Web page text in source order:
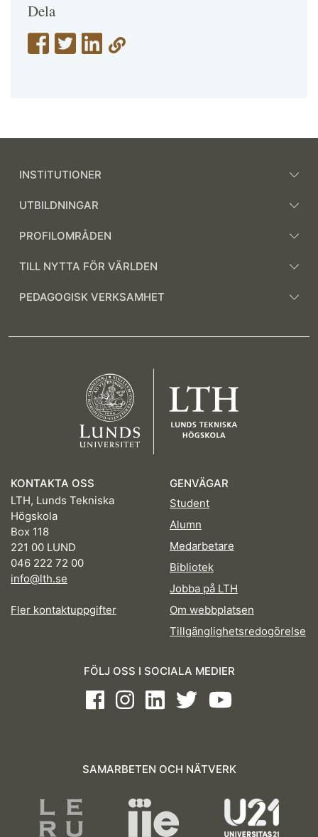
Dela
INSTITUTIONER
UTBILDNINGAR
PROFILOMRÅDEN
TILL NYTTA FÖR VÄRLDEN
PEDAGOGISK VERKSAMHET
KONTAKTA OSS
LTH, Lunds Tekniska
Högskola
Box 118
221 00 LUND
046 222 72 00
info@lth.se
Fler kontaktuppgifter
GENVÄGAR
Student
Alumn
Medarbetare
Bibliotek
Jobba på LTH
Om webbplatsen
Tillgänglighetsredogörelse
FÖLJ OSS I SOCIALA MEDIER
FacebookInstagramLinkedInTwitterYoutube
SAMARBETEN OCH NÄTVERK